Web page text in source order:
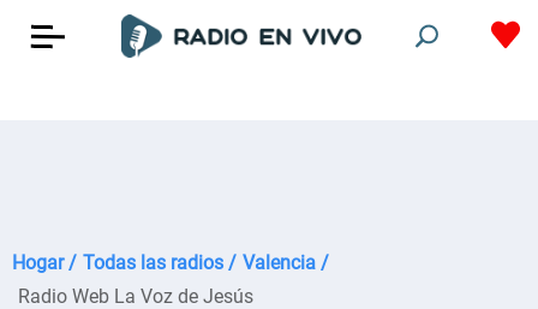
Hogar / Todas las radios / Valencia /
Radio Web La Voz de Jesús